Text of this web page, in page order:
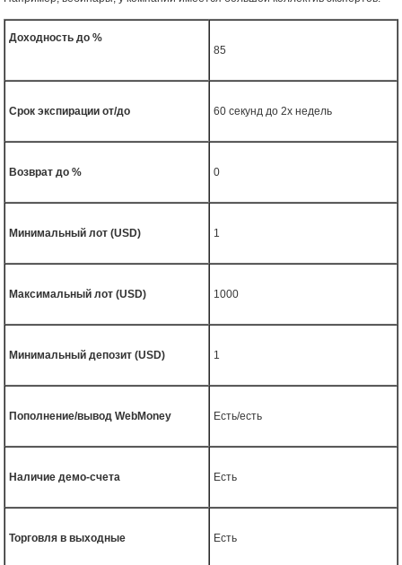
Доходность до %
85
Срок экспирации от/до 60 секунд до 2х недель
Возврат до % 0
Минимальный лот (USD) 1
Максимальный лот (USD) 1000
Минимальный депозит (USD) 1
Пополнение/вывод WebMoney Есть/есть
Наличие демо-счета Есть
Торговля в выходные Есть